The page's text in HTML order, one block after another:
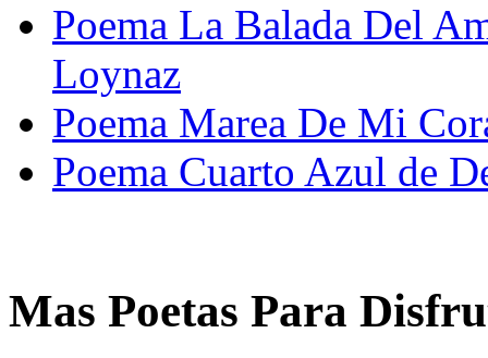
Poema La Balada Del
Loynaz
Poema Marea De Mi
Poema Cuarto Azul de
Mas Poetas Para